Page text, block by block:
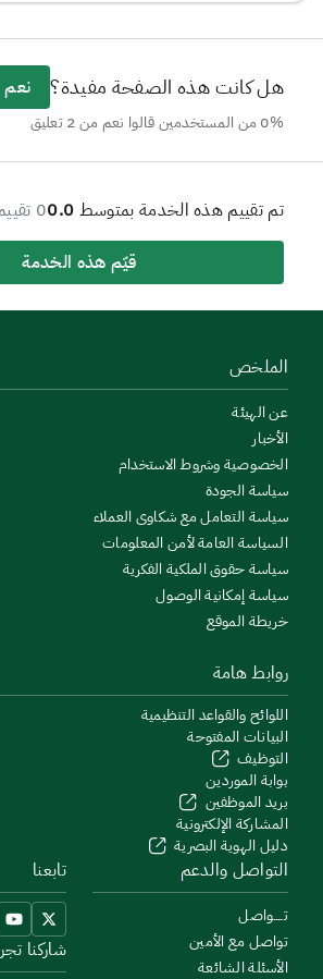
هل كانت هذه الصفحة مفيدة؟ نعم
0% من المستخدمين قالوا نعم من 2 تعليق
تم تقييم هذه الخدمة بمتوسط 0.00 تقييم
قيّم هذه الخدمة
الملخص
عن الهيئة
الأخبار
الخصوصية وشروط الاستخدام
سياسة الجودة
سياسة التعامل مع شكاوى العملاء
السياسة العامة لأمن المعلومات
سياسة حقوق الملكية الفكرية
سياسة إمكانية الوصول
خريطة الموقع
روابط هامة
اللوائح والقواعد التنظيمية
البيانات المفتوحة
التوظيف
بوابة الموردين
بريد الموظفين
المشاركة الإلكترونية
دليل الهوية البصرية
التواصل والدعم
تــــواصل
تواصل مع الأمين
الأسئلة الشائعة
تابعنا
شاركنا